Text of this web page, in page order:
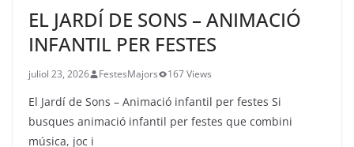
EL JARDÍ DE SONS – ANIMACIÓ
INFANTIL PER FESTES
juliol 23, 2026 FestesMajors 167 Views
El Jardí de Sons – Animació infantil per festes Si
busques animació infantil per festes que combini
música, joc i